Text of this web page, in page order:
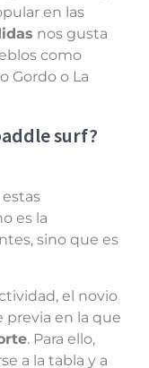
en las
nos gusta
como
Gordo o La
surf?
es la
sino que es
el novio
previa en la que
. Para ello,
a la tabla y a